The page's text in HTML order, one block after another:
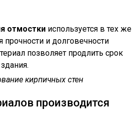
отмостки используется в тех же
прочности и долговечности
позволяет продлить срок
кирпичных стен
производится